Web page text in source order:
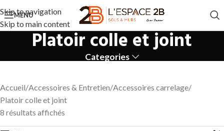
Skip to navigation
Skip to main content
MENU
Platoir colle et joint
Categories
Accueil Accessoires & Entretien Accessoires carrelage
Platoir colle et joint
8 résultats affichés